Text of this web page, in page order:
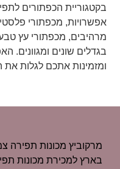
בקטגוריית הכפתורים
אפשרויות, מכפתורי
מרהיבים, מכפתורי עץ
בגדלים שונים ומגוונים.
ומזמינות אתכם לגלות את
מרקוביץ מכונות תפירה
בארץ למכירת מכונות